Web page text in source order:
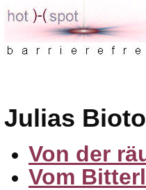
Julias
Von der
Vom